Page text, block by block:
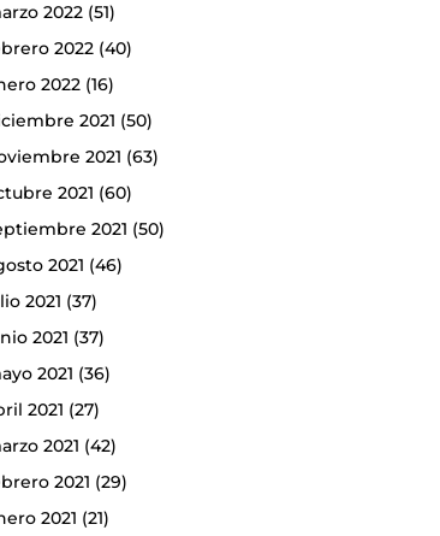
2022(51)
2022(40)
2022(16)
2021 (50)
2021 (63)
2021 (60)
2021 (50)
2021 (46)
2021 (37)
2021 (37)
2021 (36)
2021 (27)
2021 (42)
2021 (29)
2021 (21)